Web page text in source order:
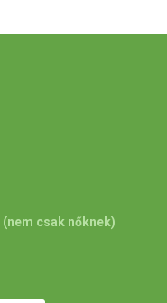
(nem csak nőknek)